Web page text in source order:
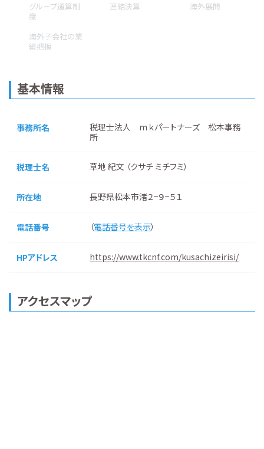
グループ通算制
度
連結決算 海外展開
海外子会社の業
績把握
基本情報
事務所名
税理士法人 ｍｋパートナーズ 松本事務
所
税理士名 草地 紀文 （クサチ ミチフミ）
所在地 長野県松本市渚２−９−５１
電話番号 （電話番号を表示）
HPアドレス https://www.tkcnf.com/kusachizeirisi/
アクセスマップ